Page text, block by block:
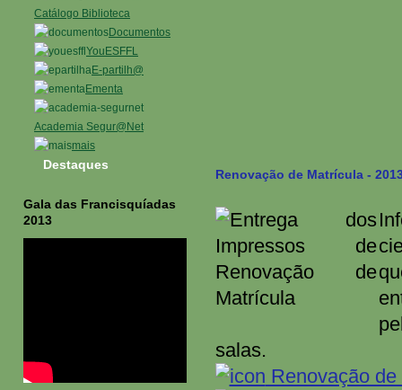
Catálogo Biblioteca
Documentos
YouESFFL
E-partilh@
Ementa
Academia Segur@Net
mais
Renovação de Matrícula -
salas.
Renovação
Destaques
Gala das Francisquíadas
2013